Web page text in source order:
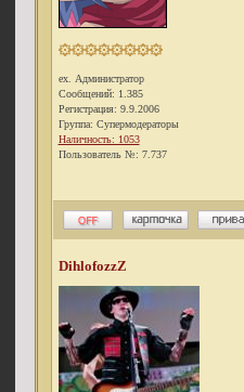
ex. Администратор
Сообщений: 1.385
Регистрация: 9.9.2006
Группа: Супермодераторы
Наличность: 1053
Пользователь №: 7.737
DihlofozzZ